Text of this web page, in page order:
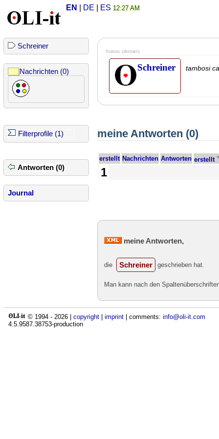
EN DE ES 12:27 AM
Schreiner
Nachrichten (0)
Filterprofile (1)
Antworten (0)
Journal
Stamm (abstract)
Schreiner tambosi
meine Antworten (0)
erstellt Nachrichten Antworten erstellt
1
meine Antworten,
die Schreiner geschrieben hat.
Man kann nach den
© 1994 - 2026 copyright imprint | comments: info@oli-it.com
4.5.9587.38753-production